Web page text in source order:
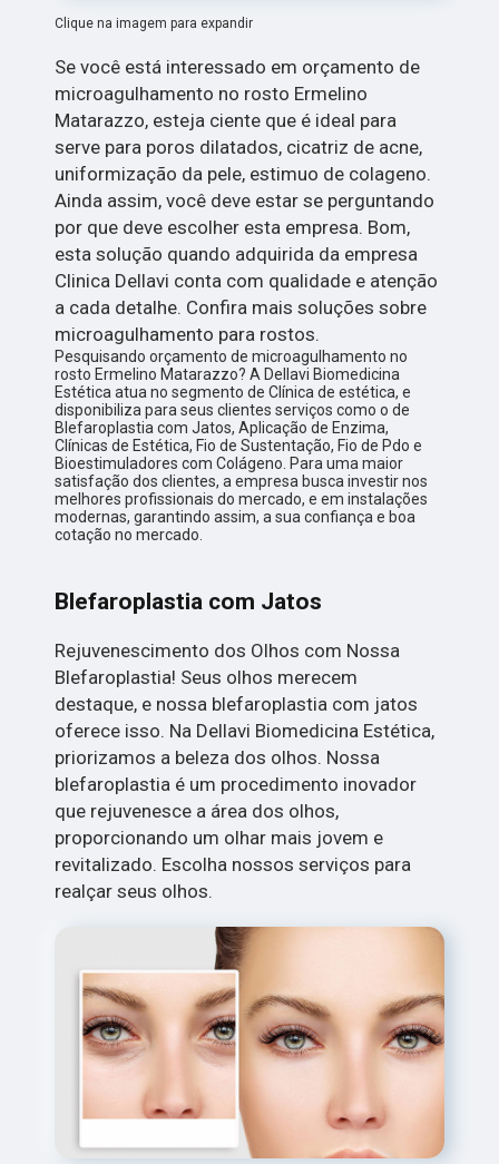
Clique na imagem para expandir
Se você está interessado em orçamento de
microagulhamento no rosto Ermelino
Matarazzo, esteja ciente que é ideal para
serve para poros dilatados, cicatriz de acne,
uniformização da pele, estimuo de colageno.
Ainda assim, você deve estar se perguntando
por que deve escolher esta empresa. Bom,
esta solução quando adquirida da empresa
Clinica Dellavi conta com qualidade e atenção
a cada detalhe. Confira mais soluções sobre
microagulhamento para rostos.
Pesquisando orçamento de microagulhamento no
rosto Ermelino Matarazzo? A Dellavi Biomedicina
Estética atua no segmento de Clínica de estética, e
disponibiliza para seus clientes serviços como o de
Blefaroplastia com Jatos, Aplicação de Enzima,
Clínicas de Estética, Fio de Sustentação, Fio de Pdo e
Bioestimuladores com Colágeno. Para uma maior
satisfação dos clientes, a empresa busca investir nos
melhores profissionais do mercado, e em instalações
modernas, garantindo assim, a sua confiança e boa
cotação no mercado.
Blefaroplastia com Jatos
Rejuvenescimento dos Olhos com Nossa
Blefaroplastia! Seus olhos merecem
destaque, e nossa blefaroplastia com jatos
oferece isso. Na Dellavi Biomedicina Estética,
priorizamos a beleza dos olhos. Nossa
blefaroplastia é um procedimento inovador
que rejuvenesce a área dos olhos,
proporcionando um olhar mais jovem e
revitalizado. Escolha nossos serviços para
realçar seus olhos.